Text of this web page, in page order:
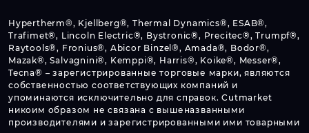
Hypertherm®, Kjellberg®, Thermal Dynamics®, ESAB®,
Trafimet®, Lincoln Electric®, Bystronic®, Precitec®, Trumpf®,
Raytools®, Fronius®, Abicor Binzel®, Amada®, Bodor®,
Mazak®, Salvagnini®, Kemppi®, Harris®, Koike®, Messer®,
Tecna® – зарегистрированные торговые марки, являются
собственностью соответствующих компаний и
упоминаются исключительно для справок. Cutmarket
никоим образом не связана с вышеназванными
производителями и зарегистрированными ими товарными